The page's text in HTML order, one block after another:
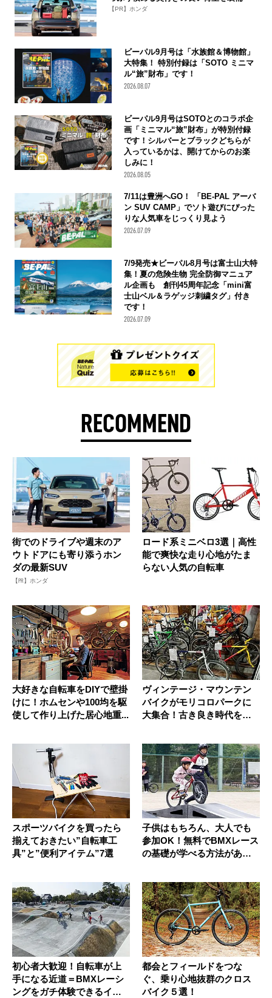
【PR】ホンダ
ビーパル9月号は「水族館＆博物館」
大特集！ 特別付録は「SOTO ミニマ
ル“旅”財布」です！
2026.08.07
ビーパル9月号はSOTOとのコラボ企
画「ミニマル“旅”財布」が特別付録
です！シルバーとブラックどちらが
入っているかは、開けてからのお楽
しみに！
2026.08.05
7/11は豊洲へGO！ 「BE-PAL アーバ
ン SUV CAMP」でソト遊びにぴった
りな人気車をじっくり見よう
2026.07.09
7/9発売★ビーパル8月号は富士山大特
集！夏の危険生物 完全防御マニュア
ル企画も 創刊45周年記念「mini富
士山ベル＆ラゲッジ刺繍タグ」付き
です！
2026.07.09
RECOMMEND
街でのドライブや週末のア
ウトドアにも寄り添うホン
ダの最新SUV
【PR】ホンダ
ロード系ミニベロ3選｜高性
能で爽快な走り心地がたま
らない人気の自転車
大好きな自転車をDIYで壁掛
けに！ホムセンや100均を駆
使して作り上げた居心地重...
ヴィンテージ・マウンテン
バイクがモリコロパークに
大集合！古き良き時代を一
スポーツバイクを買ったら
揃えておきたい”自転車工
具”と”便利アイテム”7選
子供はもちろん、大人でも
参加OK！無料でBMXレース
の基礎が学べる方法があっ
初心者大歓迎！自転車が上
手になる近道＝BMXレーシ
ングをガチ体験できるイベ
都会とフィールドをつな
ぐ、乗り心地抜群のクロス
バイク５選！